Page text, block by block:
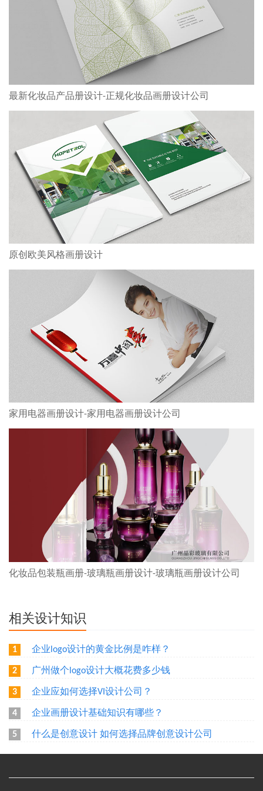
最新化妆品产品册设计-正规化妆品画册设计公司
原创欧美风格画册设计
家用电器画册设计-家用电器画册设计公司
化妆品包装瓶画册-玻璃瓶画册设计-玻璃瓶画册设计公司
相关设计知识
1 企业logo设计的黄金比例是咋样？
2 广州做个logo设计大概花费多少钱
3 企业应如何选择VI设计公司？
4 企业画册设计基础知识有哪些？
5 什么是创意设计 如何选择品牌创意设计公司